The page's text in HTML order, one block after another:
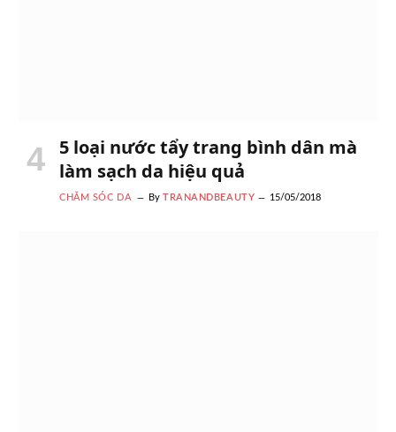
5 loại nước tẩy trang bình dân mà
làm sạch da hiệu quả
CHĂM SÓC DA By TRANANDBEAUTY 15/05/2018